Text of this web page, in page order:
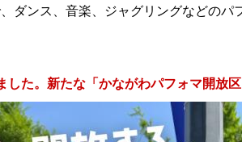
ダンス、音楽、ジャグリングなどの
た。新たな「かながわパフォマ開放